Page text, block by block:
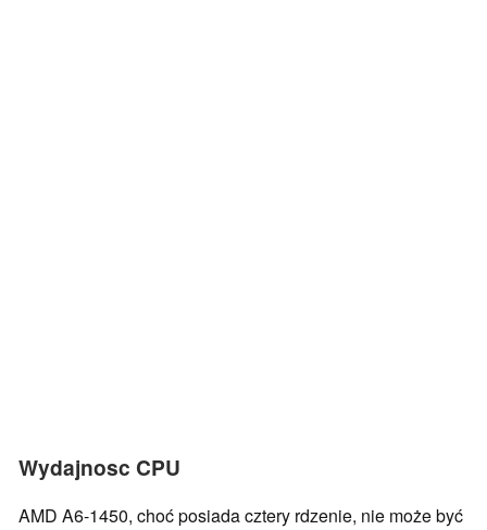
Wydajnosc CPU
AMD A6-1450, choć posiada cztery rdzenie, nie może być